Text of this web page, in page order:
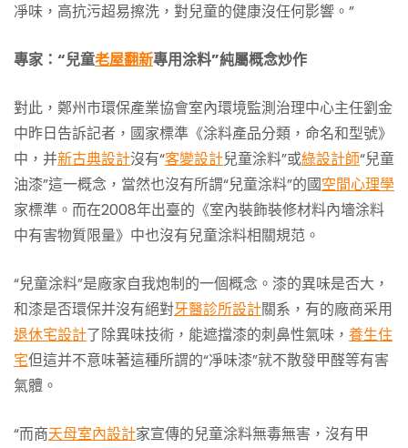
凈味，高抗污超易擦洗，對兒童的健康沒任何影響。”
專家：“兒童老屋翻新專用涂料”純屬概念炒作
對此，鄭州市環保產業協會室內環境監測治理中心主任劉金
中昨日告訴記者，國家標準《涂料產品分類，命名和型號》
中，并新古典設計沒有“客變設計兒童涂料”或綠設計師“兒童
油漆”這一概念，當然也沒有所謂“兒童涂料”的國空間心理學
家標準。而在2008年出臺的《室內裝飾裝修材料內墻涂料
中有害物質限量》中也沒有兒童涂料相關規范。
“兒童涂料”是廠家自我炮制的一個概念。漆的異味是否大，
和漆是否環保并沒有絕對牙醫診所設計關系，有的廠商采用
退休宅設計了除異味技術，能遮擋漆的刺鼻性氣味， 養生住
宅但這并不意味著這種所謂的“凈味漆”就不散發甲醛等有害
氣體。
“而商天母室內設計家宣傳的兒童涂料無毒無害，沒有甲